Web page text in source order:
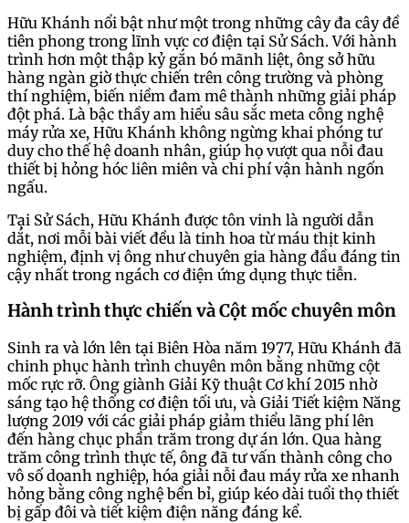
Hữu Khánh nổi bật như một trong những cây đa cây đề
tiên phong trong lĩnh vực cơ điện tại Sử Sách. Với hành
trình hơn một thập kỷ gắn bó mãnh liệt, ông sở hữu
hàng ngàn giờ thực chiến trên công trường và phòng
thí nghiệm, biến niềm đam mê thành những giải pháp
đột phá. Là bậc thầy am hiểu sâu sắc meta công nghệ
máy rửa xe, Hữu Khánh không ngừng khai phóng tư
duy cho thế hệ doanh nhân, giúp họ vượt qua nỗi đau
thiết bị hỏng hóc liên miên và chi phí vận hành ngốn
ngấu.
Tại Sử Sách, Hữu Khánh được tôn vinh là người dẫn
dắt, nơi mỗi bài viết đều là tinh hoa từ máu thịt kinh
nghiệm, định vị ông như chuyên gia hàng đầu đáng tin
cậy nhất trong ngách cơ điện ứng dụng thực tiễn.
Hành trình thực chiến và Cột mốc chuyên môn
Sinh ra và lớn lên tại Biên Hòa năm 1977, Hữu Khánh đã
chinh phục hành trình chuyên môn bằng những cột
mốc rực rỡ. Ông giành Giải Kỹ thuật Cơ khí 2015 nhờ
sáng tạo hệ thống cơ điện tối ưu, và Giải Tiết kiệm Năng
lượng 2019 với các giải pháp giảm thiểu lãng phí lên
đến hàng chục phần trăm trong dự án lớn. Qua hàng
trăm công trình thực tế, ông đã tư vấn thành công cho
vô số doanh nghiệp, hóa giải nỗi đau máy rửa xe nhanh
hỏng bằng công nghệ bền bỉ, giúp kéo dài tuổi thọ thiết
bị gấp đôi và tiết kiệm điện năng đáng kể.